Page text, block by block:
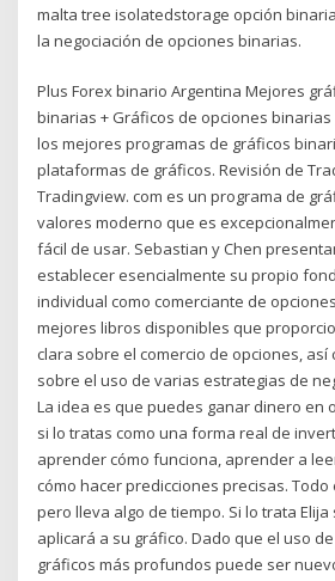
malta tree isolatedstorage opción
la negociación de opciones binarias.
Plus Forex binario Argentina Mejores
binarias + Gráficos de opciones
los mejores programas de gráficos
plataformas de gráficos. Revisión de
Tradingview. com es un programa de
valores moderno que es
fácil de usar. Sebastian y Chen
establecer esencialmente su propio
individual como comerciante de
mejores libros disponibles que
clara sobre el comercio de opciones, así
sobre el uso de varias estrategias de
La idea es que puedes ganar dinero en
si lo tratas como una forma real de
aprender cómo funciona, aprender a
cómo hacer predicciones precisas.
pero lleva algo de tiempo. Si lo trata
aplicará a su gráfico. Dado que el uso
gráficos más profundos puede ser